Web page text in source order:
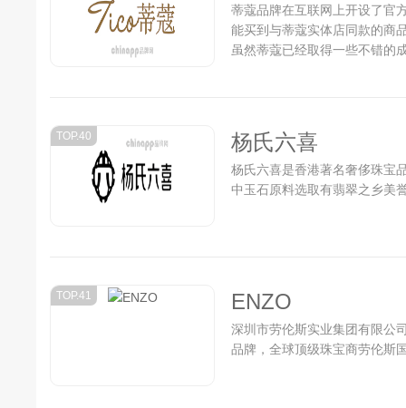
蒂蔻品牌在互联网上开设了官
能买到与蒂蔻实体店同款的商
虽然蒂蔻已经取得一些不错的
TOP.40 杨氏六喜
杨氏六喜是香港著名奢侈珠宝
中玉石原料选取有翡翠之乡美
TOP.41 ENZO
深圳市劳伦斯实业集团有限公
品牌，全球顶级珠宝商劳伦斯